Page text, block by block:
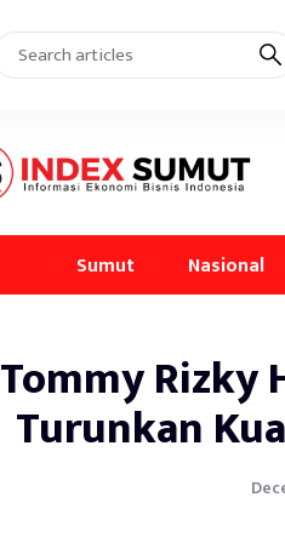
Sumut Nasional
Tommy Rizky
Turunkan